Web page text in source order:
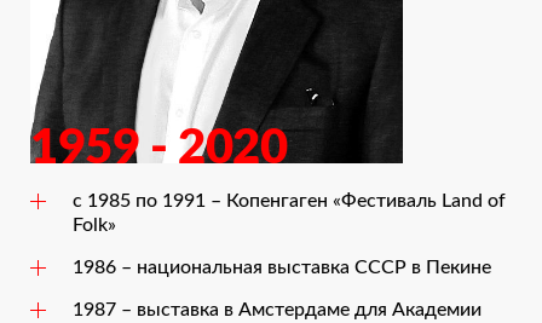
1959 - 2020
с 1985 по 1991 – Копенгаген «Фестиваль Land of
Folk»
1986 – национальная выставка СССР в Пекине
1987 – выставка в Амстердаме для Академии